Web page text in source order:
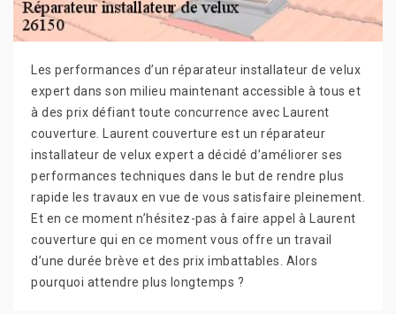
Les performances d’un réparateur installateur de velux
expert dans son milieu maintenant accessible à tous et
à des prix défiant toute concurrence avec Laurent
couverture. Laurent couverture est un réparateur
installateur de velux expert a décidé d’améliorer ses
performances techniques dans le but de rendre plus
rapide les travaux en vue de vous satisfaire pleinement.
Et en ce moment n’hésitez-pas à faire appel à Laurent
couverture qui en ce moment vous offre un travail
d’une durée brève et des prix imbattables. Alors
pourquoi attendre plus longtemps ?